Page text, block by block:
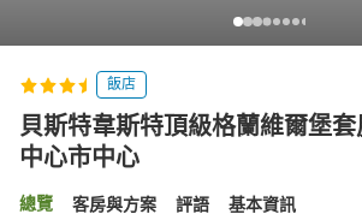
飯店
貝斯特韋斯特頂級格蘭維爾堡
中心市中心
總覽 客房與方案 評語 基本資訊